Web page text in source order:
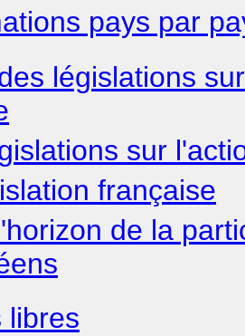
pays par
législations
sur
française
de la
libres